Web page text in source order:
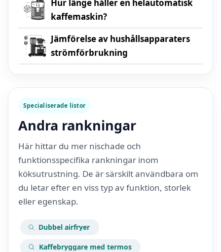
Hur länge håller en helautomatisk
kaffemaskin?
Jämförelse av hushållsapparaters
strömförbrukning
Specialiserade listor
Andra rankningar
Här hittar du mer nischade och
funktionsspecifika rankningar inom
köksutrustning. De är särskilt användbara om
du letar efter en viss typ av funktion, storlek
eller egenskap.
Dubbel airfryer
Kaffebryggare med termos